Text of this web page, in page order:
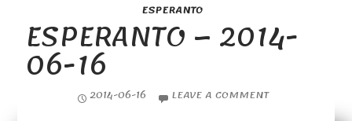
ESPERANTO
ESPERANTO – 2014-
06-16
2014-06-16 LEAVE A COMMENT